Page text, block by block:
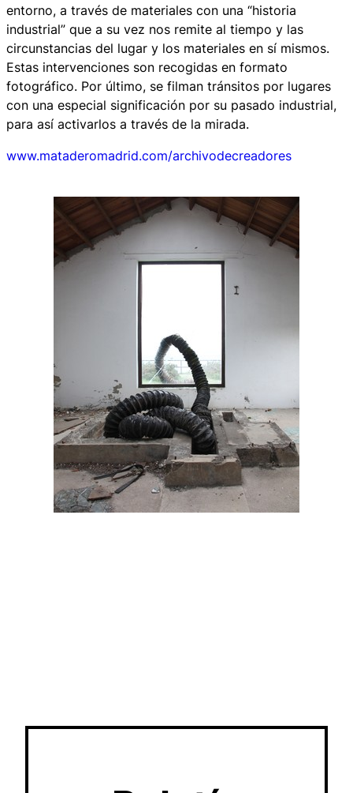
entorno, a través de materiales con una “historia
industrial” que a su vez nos remite al tiempo y las
circunstancias del lugar y los materiales en sí mismos.
Estas intervenciones son recogidas en formato
fotográfico. Por último, se filman tránsitos por lugares
con una especial significación por su pasado industrial,
para así activarlos a través de la mirada.
www.mataderomadrid.com/archivodecreadores